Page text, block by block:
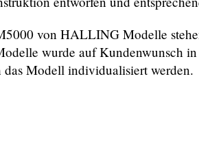
von HALLING Modelle
wurde auf Kundenwunsch
Modell individualisiert werden.